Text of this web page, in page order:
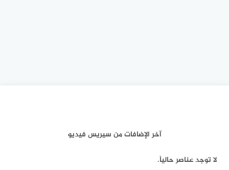
آخر الإضافات من سيريس فيديو
لا توجد عناصر حالياً.